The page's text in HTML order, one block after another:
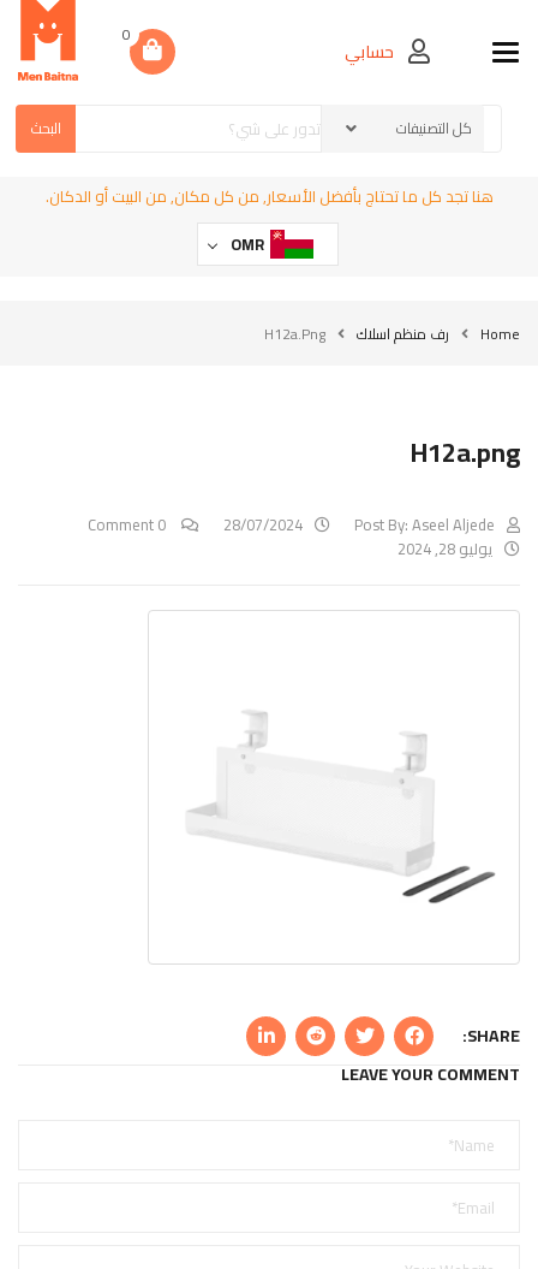
Toggle navigationحسابي
0
البحث
هنا تجد كل ما تحتاج بأفضل الأسعار, من كل مكان, من البيت أو الدكان.
OMR
Home رف منظم اسلاك H12a.png
H12a.png
Post By:Aseel Aljede
28/07/2024
يوليو 28, 2024
SHARE:
LEAVE YOUR COMMENT